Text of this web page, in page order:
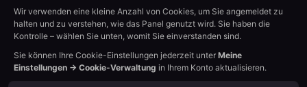
YouTube +
Positive
: Entdecken Sie Trigger,
Aktionen und Templates